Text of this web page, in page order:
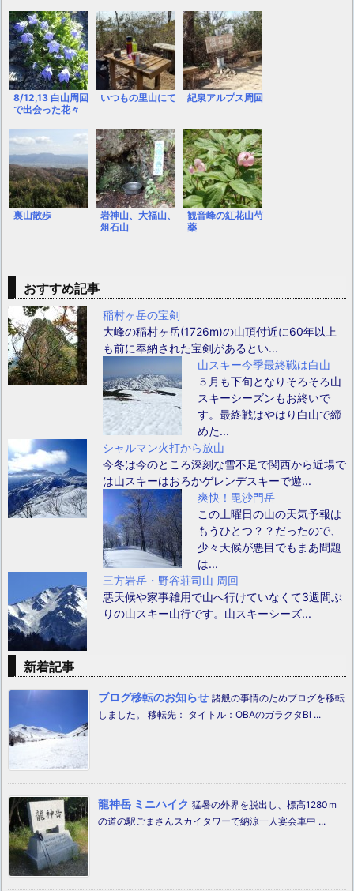
8/12,13 白山周回
で出会った花々
いつもの里山にて 紀泉アルプス周回
裏山散歩
岩神山、大福山、
俎石山
観音峰の紅花山芍
薬
おすすめ記事
稲村ヶ岳の宝剣
大峰の稲村ヶ岳(1726m)の山頂付近に60年以上
も前に奉納された宝剣があるとい...
山スキー今季最終戦は白山
５月も下旬となりそろそろ山
スキーシーズンもお終いで
す。最終戦はやはり白山で締
めた...
シャルマン火打から放山
今冬は今のところ深刻な雪不足で関西から近場で
は山スキーはおろかゲレンデスキーで遊...
爽快！毘沙門岳
この土曜日の山の天気予報は
もうひとつ？？だったので、
少々天候が悪目でもまあ問題
は...
三方岩岳・野谷荘司山 周回
悪天候や家事雑用で山へ行けていなくて3週間ぶ
りの山スキー山行です。山スキーシーズ...
新着記事
ブログ移転のお知らせ 諸般の事情のためブログを移転
しました。 移転先： タイトル：OBAのガラクタBl ...
龍神岳 ミニハイク 猛暑の外界を脱出し、標高1280ｍ
の道の駅ごまさんスカイタワーで納涼一人宴会車中 ...